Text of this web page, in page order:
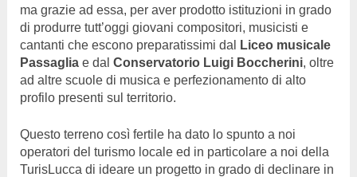
ma grazie ad essa, per aver prodotto istituzioni in grado
di produrre tutt’oggi giovani compositori, musicisti e
cantanti che escono preparatissimi dal
Liceo musicale
Passagliae dal Conservatorio Luigi Boccherini, oltre
ad altre scuole di musica e perfezionamento di alto
profilo presenti sul territorio.
Questo terreno così fertile ha dato lo spunto a noi
operatori del turismo locale ed in particolare a noi della
TurisLucca di ideare un progetto in grado di declinare in